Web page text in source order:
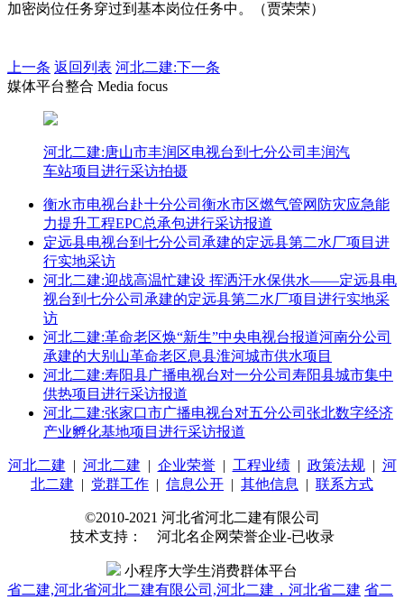
加密岗位任务穿过到基本岗位任务中。（贾荣荣）
上一条 返回列表 河北二建:下一条
媒体平台整合 Media focus
河北二建:唐山市丰润区电视台到七分公司丰润汽
车站项目进行采访拍摄
衡水市电视台赴十分公司衡水市区燃气管网防灾应急能
力提升工程EPC总承包进行采访报道
定远县电视台到七分公司承建的定远县第二水厂项目进
行实地采访
河北二建:迎战高温忙建设 挥洒汗水保供水——定远县电
视台到七分公司承建的定远县第二水厂项目进行实地采
访
河北二建:革命老区焕“新生”中央电视台报道河南分公司
承建的大别山革命老区息县淮河城市供水项目
河北二建:寿阳县广播电视台对一分公司寿阳县城市集中
供热项目进行采访报道
河北二建:张家口市广播电视台对五分公司张北数字经济
产业孵化基地项目进行采访报道
河北二建 | 河北二建 | 企业荣誉| 工程业绩| 政策法规| 河
北二建 | 党群工作 | 信息公开 | 其他信息 | 联系方式
©2010-2021 河北省河北二建有限公司
技术支持： 河北名企网荣誉企业-已收录
小程序大学生消费群体平台
省二建,河北省河北二建有限公司,河北二建，河北省二建 省二